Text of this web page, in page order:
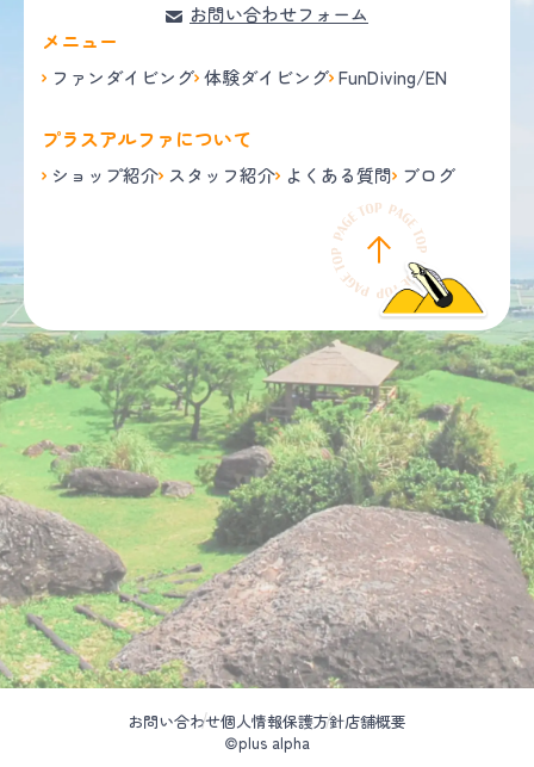
お問い合わせフォーム
メニュー
ファンダイビング 体験ダイビング FunDiving/EN
プラスアルファについて
ショップ紹介 スタッフ紹介 よくある質問 ブログ
お問い合わせ個人情報保護方針店舗概要
©plus alpha